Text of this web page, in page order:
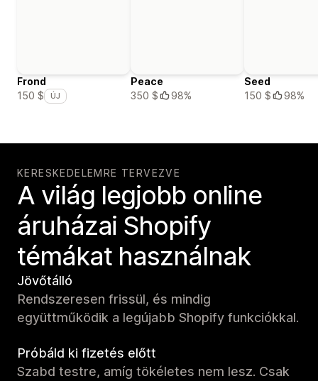
Frond
150 $
ÚJ
Peace
350 $
98%
Seed
150 $
98%
KERESKEDELEMRE TERVEZVE
A világ legjobb online
áruházai Shopify
témákat használnak
Jövőtálló
Rendszeresen frissül, és mindig
együttműködik a legújabb Shopify funkciókkal.
Próbáld ki fizetés előtt
Szabd testre, amíg tökéletes nem lesz. Csak